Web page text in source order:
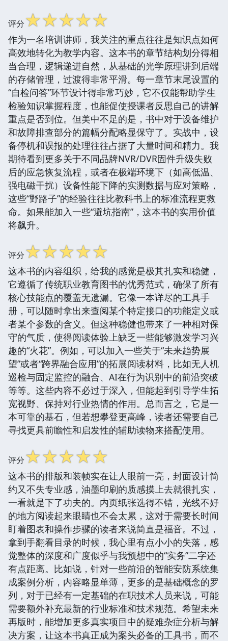
评分☆☆☆☆☆
作为一名培训讲师，我关注的重点往往是知识点如何
高效地转化为教学内容。这本书的章节结构划分得相
当合理，逻辑递进自然，从基础的光学原理讲到后端
的存储管理，过渡得非常平滑。每一章节末尾设置的
“自检问答”环节设计得非常巧妙，它不仅能帮助学生
检验知识掌握程度，也能促使授课者反思自己的讲解
重点是否到位。但美中不足的是，书中对于设备维护
和故障排查部分的篇幅分配略显保守了。实战中，设
备停机和误报的处理往往占据了大量时间和精力。我
期待看到更多关于不同品牌NVR/DVR固件升级失败
后的应急恢复流程，或者在极端环境下（如高低温、
强电磁干扰）设备性能下降的实测数据与应对策略，
这些“野路子”的经验往往比教科书上的标准流程更救
命。如果能加入一些“避坑指南”，这本书的实用价值
将飙升。
评分☆☆☆☆☆
这本书的内容组织，给我的感觉是极其扎实和稳健，
它遵循了传统职业教育图书的优秀范式，确保了所有
核心技能点的覆盖无遗漏。它像一本详尽的工具手
册，可以随时拿出来查阅某个特定接口的功能定义或
者某个参数的含义。但这种稳健也带来了一种相对保
守的气质，使得阅读体验上缺乏一些能够激发学习兴
趣的“火花”。例如，可以加入一些关于“未来趋势展
望”或者“跨界融合应用”的拓展阅读材料，比如无人机
巡检与固定监控的融合、AI在行为识别中的前沿突破
等等。这些内容不必过于深入，但能起到引导学生拓
宽视野、保持对行业热情的作用。总而言之，它是一
本可靠的基石，但若想攀登更高峰，读者还需要自己
寻找更具前瞻性和启发性的辅助读物来搭配使用。
评分☆☆☆☆☆
这本书的排版和装帧实在让人眼前一亮，封面设计简
约又不失专业感，油墨印刷的质感摸上去就很扎实，
一看就是下了功夫的。内页纸张选得不错，光线不好
的地方阅读起来眼睛也不会太累，这对于需要长时间
盯着图表和操作步骤的读者来说简直是福音。不过，
拿到手翻看目录的时候，我心里有点小小的失落，感
觉整体的深度和广度似乎与我预想中的“实务”二字还
有点距离。比如说，针对一些前沿的智能安防系统集
成案例分析，内容略显单薄，更多的是基础概念的罗
列，对于已经有一定基础的在职技术人员来说，可能
需要额外补充最新的行业标准和技术规范。希望未来
再版时，能增加更多真实项目中的疑难杂症分析与解
决方案，让这本书真正成为案头必备的工具书，而不